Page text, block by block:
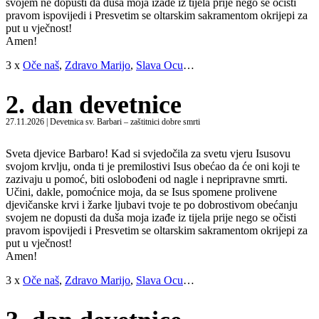
pravom ispovijedi i Presvetim se oltarskim sakramentom okrijepi za
put u vječnost!
Amen!
3 x Oče naš, Zdravo Marijo, Slava Ocu…
2. dan devetnice
27.11.2026 | Devetnica sv. Barbari – zaštitnici dobre smrti
Sveta djevice Barbaro! Kad si svjedočila za svetu vjeru Isusovu
svojom krvlju, onda ti je premilostivi Isus obećao da će oni koji te
zazivaju u pomoć, biti oslobođeni od nagle i nepripravne smrti.
Učini, dakle, pomoćnice moja, da se Isus spomene prolivene
djevičanske krvi i žarke ljubavi tvoje te po dobrostivom obećanju
svojem ne dopusti da duša moja izađe iz tijela prije nego se očisti
pravom ispovijedi i Presvetim se oltarskim sakramentom okrijepi za
put u vječnost!
Amen!
3 x Oče naš, Zdravo Marijo, Slava Ocu…